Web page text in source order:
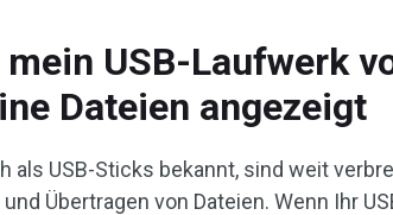
USB-Laufwerk
Dateien angezeigt
als USB-Sticks bekannt, sind weit
Übertragen von Dateien. Wenn Ihr